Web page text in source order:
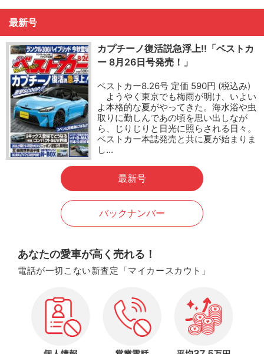
最新号
カプチーノ復活説急浮上!!「ベストカ
ー 8月26日号発売！」
ベストカー8.26号 定価 590円 (税込み)
ようやく東京でも梅雨が明け、いよい
よ本格的な夏がやってきた。海水浴や虫
取りに勤しんであの頃を思い出しなが
ら、じりじりと日光に照らされる日々。
ベストカー本誌発売と共に夏が始まりま
し…
最新号
バックナンバー
あなたの愛車が高く売れる！
電話が一切こない新査定「マイカースカウト」